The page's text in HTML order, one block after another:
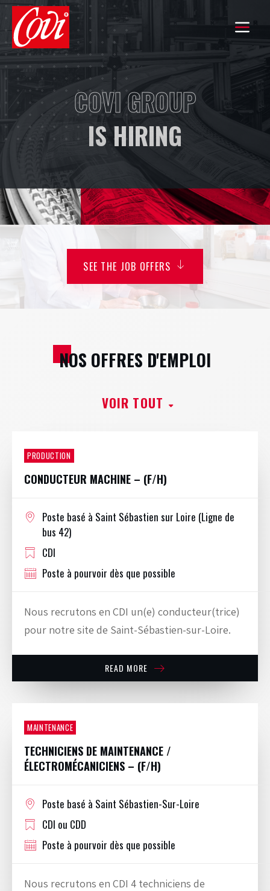
HOME
THE GROUP
COMMITMENTS
OUR BRANDS
EXPORT
CONTACT
PROFESSIONAL ACCESS
COVI GROUP
IS HIRING
SEE THE JOB OFFERS
NOS OFFRES D'EMPLOI
VOIR TOUT
PRODUCTION
CONDUCTEUR MACHINE – (F/H)
Poste basé à Saint Sébastien sur Loire (Ligne de
bus 42)
CDI
Poste à pourvoir dès que possible
Nous recrutons en CDI un(e) conducteur(trice)
pour notre site de Saint-Sébastien-sur-Loire.
READ MORE
MAINTENANCE
TECHNICIENS DE MAINTENANCE /
ÉLECTROMÉCANICIENS – (F/H)
Poste basé à Saint Sébastien-Sur-Loire
CDI ou CDD
Poste à pourvoir dès que possible
Nous recrutons en CDI 4 techniciens de